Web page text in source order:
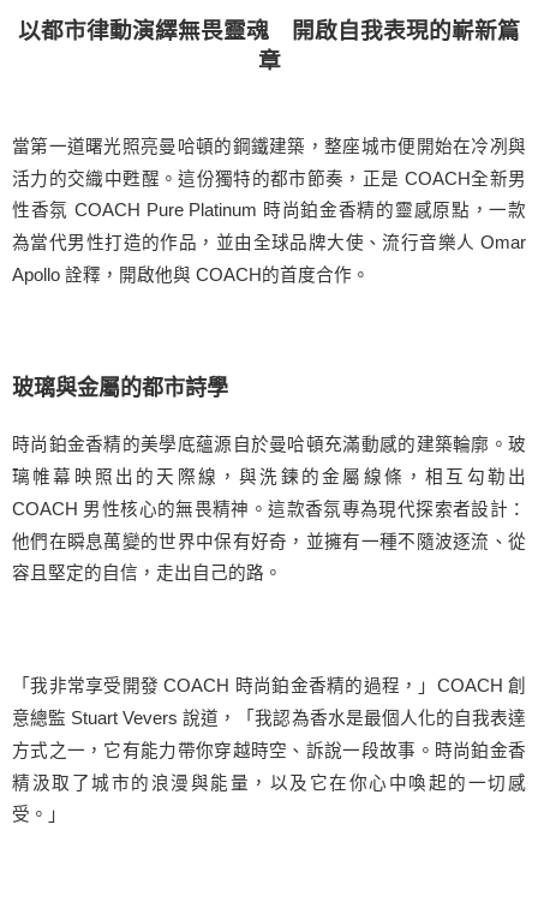
以都市律動演繹無畏靈魂 開啟自我表現的嶄新篇
章
當第一道曙光照亮曼哈頓的鋼鐵建築，整座城市便開始在冷冽與
活力的交織中甦醒。這份獨特的都市節奏，正是 COACH全新男
性香氛 COACH Pure Platinum 時尚鉑金香精的靈感原點，一款
為當代男性打造的作品，並由全球品牌大使、流行音樂人 Omar
Apollo 詮釋，開啟他與 COACH的首度合作。
玻璃與金屬的都市詩學
時尚鉑金香精的美學底蘊源自於曼哈頓充滿動感的建築輪廓。玻
璃帷幕映照出的天際線，與洗鍊的金屬線條，相互勾勒出
COACH 男性核心的無畏精神。這款香氛專為現代探索者設計：
他們在瞬息萬變的世界中保有好奇，並擁有一種不隨波逐流、從
容且堅定的自信，走出自己的路。
「我非常享受開發 COACH 時尚鉑金香精的過程，」COACH 創
意總監 Stuart Vevers 說道，「我認為香水是最個人化的自我表達
方式之一，它有能力帶你穿越時空、訴說一段故事。時尚鉑金香
精汲取了城市的浪漫與能量，以及它在你心中喚起的一切感
受。」